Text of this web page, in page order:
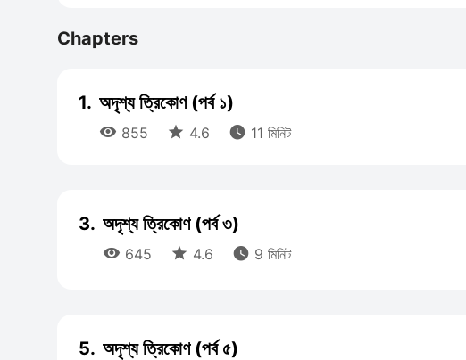
Chapters
1. অদৃশ্য ত্রিকোণ (পর্ব ১)
 855  4.6  11 মিনিট
3. অদৃশ্য ত্রিকোণ (পর্ব ৩)
 645  4.6  9 মিনিট
5. অদৃশ্য ত্রিকোণ (পর্ব ৫)